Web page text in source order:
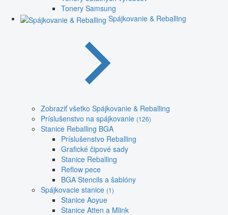
Tonery Samsung
Spájkovanie & Reballing
Zobraziť všetko Spájkovanie & Reballing
Príslušenstvo na spájkovanie (126)
Stanice Reballing BGA
Príslušenstvo Reballing
Grafické čipové sady
Stanice Reballing
Reflow pece
BGA Stencils a šablóny
Spájkovacie stanice (1)
Stanice Aoyue
Stanice Atten a Mlink